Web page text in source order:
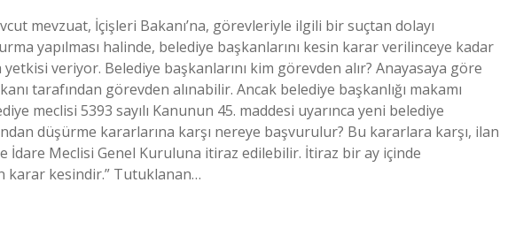
mevzuat, İçişleri Bakanı’na, görevleriyle ilgili bir suçtan dolayı
yapılması halinde, belediye başkanlarını kesin karar verilinceye kadar
veriyor. Belediye başkanlarını kim görevden alır? Anayasaya göre
tarafından görevden alınabilir. Ancak belediye başkanlığı makamı
meclisi 5393 sayılı Kanunun 45. maddesi uyarınca yeni belediye
düşürme kararlarına karşı nereye başvurulur? Bu kararlara karşı, ilan
Meclisi Genel Kuruluna itiraz edilebilir. İtiraz bir ay içinde
karar kesindir.” Tutuklanan…